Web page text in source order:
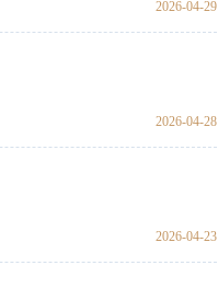
2026-04-29
2026-04-28
2026-04-23